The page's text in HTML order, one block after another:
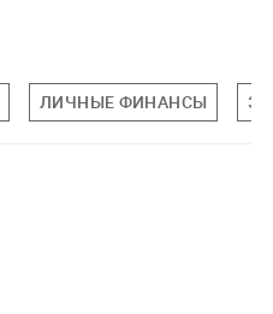
ЛИЧНЫЕ ФИНАНСЫ